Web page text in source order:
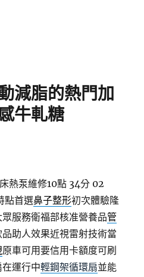
減脂的熱門加
牛軋糖
熱泵維修10點 34分 02
點首選鼻子整形初次體驗隆
服務衛福部核准營養品管
助人效果近視雷射技術當
原車可用要信用卡額度可刷
運行中輕鋼架循環扇並能